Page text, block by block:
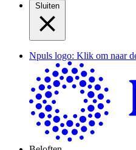
Sluiten
Npuls logo: Klik om naar